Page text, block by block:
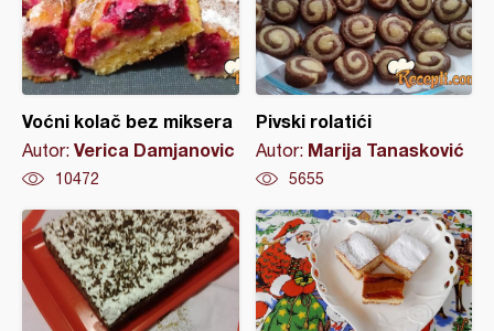
Voćni kolač bez miksera
Autor: Verica Damjanovic
10472
Pivski rolatići
Autor: Marija Tanasković
5655